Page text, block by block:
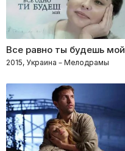
Все равно ты будешь мой
2015, Украина – Мелодрамы